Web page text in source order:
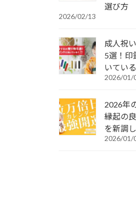
選び方
2026/02/13
成人祝
5選！印
いてい
2026/01/
2026年
縁起の
を新調
2026/01/